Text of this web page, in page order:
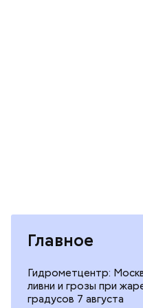
Главное
Гидрометцентр:
ливни и грозы при
градусов 7 августа